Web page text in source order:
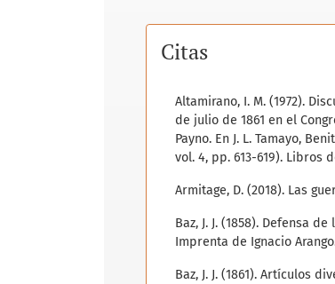
Citas
Altamirano, I. M. (1972).
de julio de 1861 en el
Payno. En J. L. Tamayo,
vol. 4, pp. 613-619). Libros
Armitage, D. (2018). Las
Baz, J. J. (1858). Defensa
Imprenta de Ignacio
Baz, J. J. (1861). Artículos